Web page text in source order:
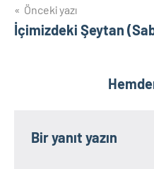
Yazı
gezinmesi
Önceki yazı
İçimizdeki Şeytan
Bir yanıt yazın